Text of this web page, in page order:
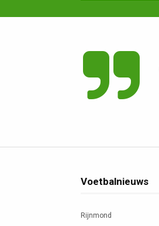
Voetbalnieuws
Rijnmond